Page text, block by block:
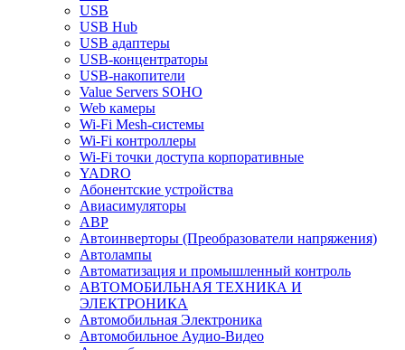
USB
USB Hub
USB адаптеры
USB-концентраторы
USB-накопители
Value Servers SOHO
Web камеры
Wi-Fi Mesh-системы
Wi-Fi контроллеры
Wi-Fi точки доступа корпоративные
YADRO
Абонентские устройства
Авиасимуляторы
АВР
Автоинверторы (Преобразователи напряжения)
Автолампы
Автоматизация и промышленный контроль
АВТОМОБИЛЬНАЯ ТЕХНИКА И
ЭЛЕКТРОНИКА
Автомобильная Электроника
Автомобильное Аудио-Видео